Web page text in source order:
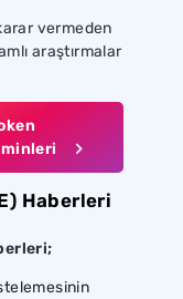
vermeden
araştırmalar
Haberleri